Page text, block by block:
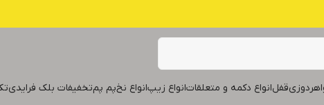
قفلانواع دکمه و متعلقاتانواع زیپانواع نخپم پمتخفیفات بلک فرایدی